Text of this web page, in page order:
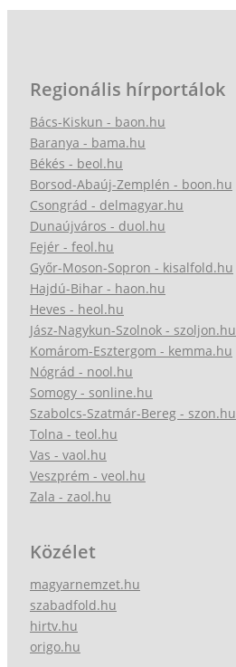
Regionális hírportálok
Bács-Kiskun - baon.hu
Baranya - bama.hu
Békés - beol.hu
Borsod-Abaúj-Zemplén - boon.hu
Csongrád - delmagyar.hu
Dunaújváros - duol.hu
Fejér - feol.hu
Győr-Moson-Sopron - kisalfold.hu
Hajdú-Bihar - haon.hu
Heves - heol.hu
Jász-Nagykun-Szolnok - szoljon.hu
Komárom-Esztergom - kemma.hu
Nógrád - nool.hu
Somogy - sonline.hu
Szabolcs-Szatmár-Bereg - szon.hu
Tolna - teol.hu
Vas - vaol.hu
Veszprém - veol.hu
Zala - zaol.hu
Közélet
magyarnemzet.hu
szabadfold.hu
hirtv.hu
origo.hu